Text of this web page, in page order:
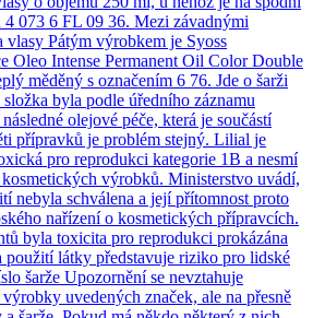
4 073 6 FL 09 36. Mezi závadnými
vlasy Pátým výrobkem je Syoss
Oleo Intense Permanent Oil Color Double
měděný s označením 6 76. Jde o šarži
byla podle úředního záznamu
olejové péče, která je součástí
přípravků je problém stejný. Lilial je
pro reprodukci kategorie 1B a nesmí
výrobků. Ministerstvo uvádí,
nebyla schválena a její přítomnost proto
nařízení o kosmetických přípravcích.
byla toxicita pro reprodukci prokázána
použití látky představuje riziko pro lidské
šarže Upozornění se nevztahuje
uvedených značek, ale na přesně